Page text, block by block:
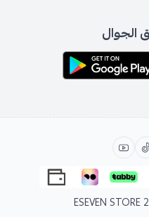
الجوال
ESEVEN STORE